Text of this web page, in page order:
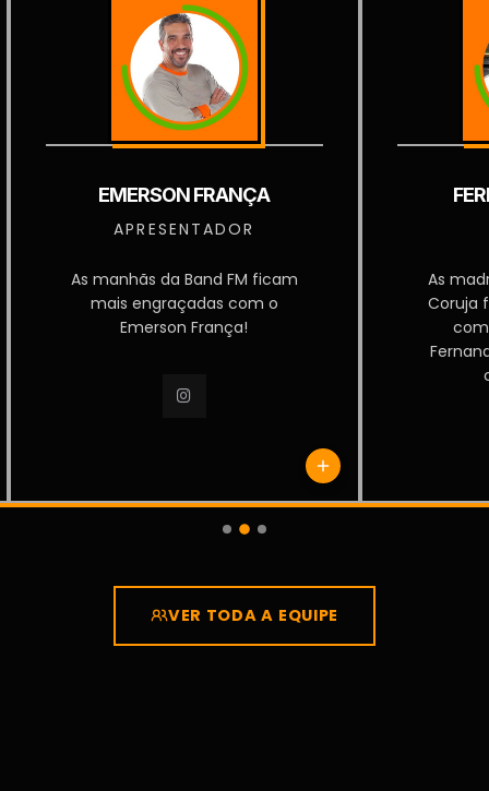
EMERSON FRANÇA
APRESENTADOR
As manhãs da Band FM ficam
mais engraçadas com o
Emerson França!
As
Coruja
VER TODA A EQUIPE